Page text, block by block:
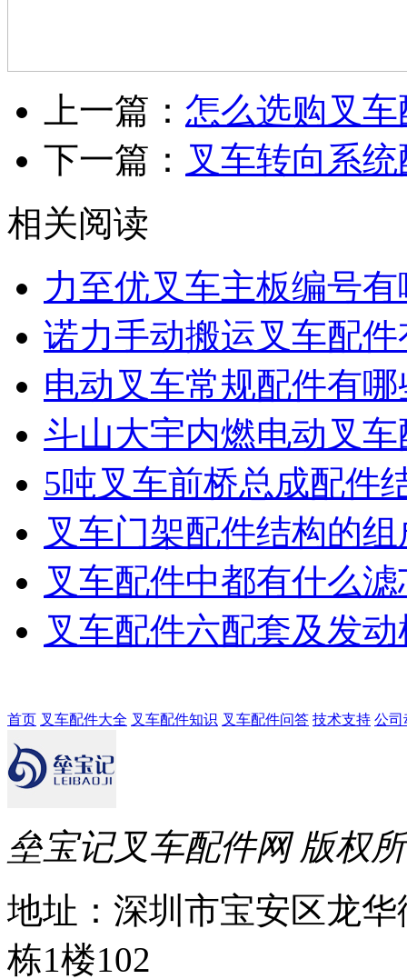
上一篇： 怎么选购叉
下一篇： 叉车转向系
相关阅读
力至优叉车主板编号
诺力手动搬运叉车配
电动叉车常规配件有哪
斗山大宇内燃电动叉
5吨叉车前桥总成配件
叉车门架配件结构的组
叉车配件中都有什么
叉车配件六配套及发
首页 叉车配件大全 叉车配件知识 叉车配件问答 技术支持 公司
垒宝记叉车配件网 版权
地址：深圳市宝安区龙
栋1楼102